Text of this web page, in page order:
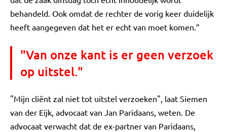
behandeld. Ook omdat de rechter de vorig keer duidelijk
heeft aangegeven dat het er echt van moet komen.”
"Van onze kant is er geen verzoek
op uitstel."
"Mijn cliënt zal niet tot uitstel verzoeken", laat Siemen
van der Eijk, advocaat van Jan Paridaans, weten. De
advocaat verwacht dat de ex-partner van Paridaans,